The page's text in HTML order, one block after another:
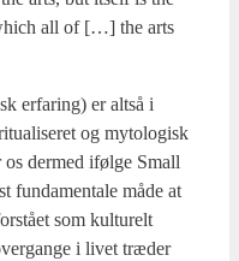
all of […] the arts
erfa­ring) er alt­så i
og myto­lo­gisk
der­med iføl­ge Small
fun­da­men­tale måde at
som kul­tu­relt
i livet træ­der